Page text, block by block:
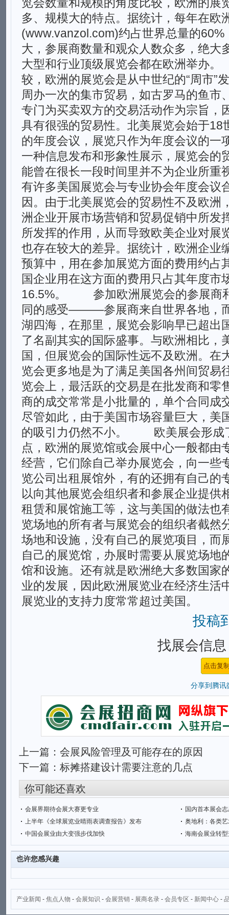
多、规模大的特点。据统计，每年在欧
(www.vanzol.com)约占世界总量的
大，参展商数量和观众人数众多，绝大
大型和行业顶级展览会都在欧洲举
较，欧洲的展览会是从中世纪的“周市”
周办一次的集市贸易，如古罗马的鱼市
专门为买卖双方的交易活动作为宗旨，
具有很强的贸易性。北美展览会始于18
的年度会议，展览只作为年度会议的一
一种信息发布和形象性展示，展览会的
能曾在很长一段时间里并不为企业所重
有许多美国展览会与专业协会年度会议
因。由于北美展览会的贸易性不及欧洲
洲企业开展市场营销和贸易促销中所发
所发挥的作用，从而导致欧美企业对展
也存在较大的差异。据统计，欧洲企业
预算中，用在参加展览方面的费用约占
国企业用在这方面的费用只占其年度市
16.5%。 参加欧洲展览会的参展商
同的感受———参展商来自世界各地，
湖四海，在那里，展览会影响早已超出
了名副其实的国际盛事。与欧洲相比，
国，但展览会的国际性远不及欧洲。在
览会更多地是为了满足美国各州间贸易
览会上，最活跃的交易是在批发商和零
商的成交常常是小批量的，单个合同成
尽管如此，由于美国市场容量巨大，美
的吸引力仍然不小。 欧美展会形成
点，欧洲的展览馆或会展中心一般都由
经营，它们除自己举办展览会，向一些
览公司出租展馆外，有的还拥有自己的
以向其他展览会组织者和参展企业提供
租赁和展馆施工等，这与美国的做法也
览场地的所有者与展览会的组织者截然
场地和设施，没有自己的展览项目，而
自己的展览馆，办展时需要从展览场地
馆和设施。还有就是欧洲绝大多数国家
业的发展，因此欧洲展览业在经济生活
展览业的支持力度常常超过美国。
投稿
找展会信
分享到 腾讯
上一篇： 会展风险管理及可能存在的原因
下一篇： 标摊搭建设计需要注意的几点
你可能还喜欢
会展界期待会展大赛更专业
国内首本展会
上半年《全球展览业晴雨表调查报告》发布
奥地利：各类
中国会展业由大变强步伐加快
海南会展业转
也许您感兴趣
产业新闻 - 焦点人物 - 会展知识 - 会展营销 - 展商名录 - 会员专区 - 新闻中心 -